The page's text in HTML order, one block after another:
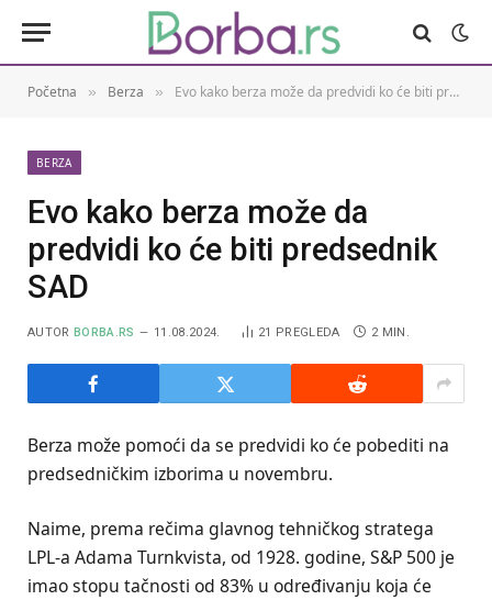
Početna » Berza » Evo kako berza može da predvidi ko će biti predsednik SAD
BERZA
Evo kako berza može da
predvidi ko će biti predsednik
SAD
AUTOR BORBA.RS 11.08.2024. 21 PREGLEDA 2 MIN.
Berza može pomoći da se predvidi ko će pobediti na
predsedničkim izborima u novembru.
Naime, prema rečima glavnog tehničkog stratega
LPL-a Adama Turnkvista, od 1928. godine, S&P 500 je
imao stopu tačnosti od 83% u određivanju koja će